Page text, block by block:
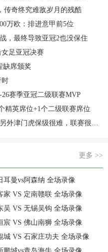
传奇终究难敌岁月的残酷
万欧：排进意甲前5位
，最终导致亚冠2也没保住
足亚冠决赛
缺席颁奖
时
赛季亚冠二级联赛MVP
精英席位+1个二级联赛席位
津门虎保级很难，联赛很无聊
更多 >>
耳曼vs阿森纳 全场录像
家 VS 定南赣联 全场录像
吴 VS 无锡吴钩 全场录像
宸 VS 佛山南狮 全场录像
城 VS 石家庄功夫 全场录像